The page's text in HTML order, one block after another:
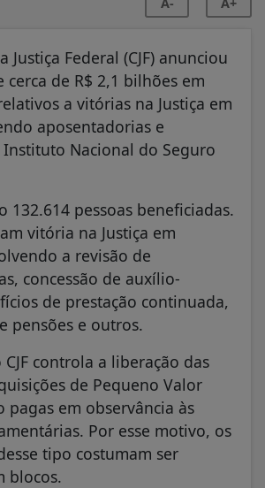
Justiça Federal (CJF) anunciou
cerca de R$ 2,1 bilhões em
a vitórias na Justiça em
aposentadorias e
Nacional do Seguro
132.614 pessoas beneficiadas.
vitória na Justiça em
a revisão de
concessão de auxílio-
de prestação continuada,
pensões e outros.
controla a liberação das
de Pequeno Valor
pagas em observância às
Por esse motivo, os
tipo costumam ser
blocos.